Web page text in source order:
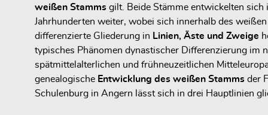
weißen Stamms gilt. Beide Stämme entwickelten sich
Jahrhunderten weiter, wobei sich innerhalb des
differenzierte Gliederung in Linien, Äste und Zweige
typisches Phänomen dynastischer Differenzierung im
spätmittelalterlichen und frühneuzeitlichen
genealogische Entwicklung des weißen Stamms der
Schulenburg in Angern lässt sich in drei Hauptlinien